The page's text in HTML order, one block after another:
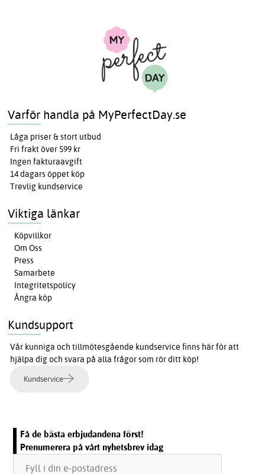
Varför handla på MyPerfectDay.se
Låga priser & stort utbud
Fri frakt över 599 kr
Ingen fakturaavgift
14 dagars öppet köp
Trevlig kundservice
Viktiga länkar
Köpvillkor
Om Oss
Press
Samarbete
Integritetspolicy
Ångra köp
Kundsupport
Vår kunniga och tillmötesgående kundservice finns här för att
hjälpa dig och svara på alla frågor som rör ditt köp!
Kundservice
Få de bästa erbjudandena först!
Prenumerera på vårt nyhetsbrev idag